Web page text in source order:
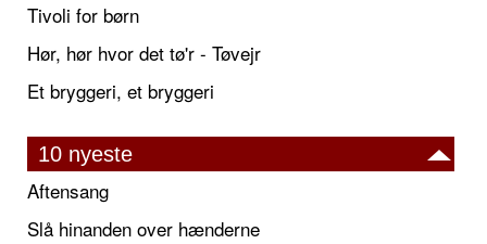
Tivoli for børn
Hør, hør hvor det tø'r - Tøvejr
Et bryggeri, et bryggeri
10 nyeste
Aftensang
Slå hinanden over hænderne